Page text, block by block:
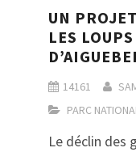
UN
LES
14161
PARC
Le déclin des